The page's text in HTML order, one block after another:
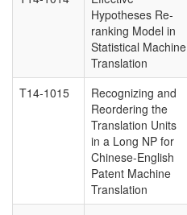
Hypotheses Re-
ranking Model in
Statistical Machine
Translation
T14-1015
Recognizing and
Reordering the
Translation Units
in a Long NP for
Chinese-English
Patent Machine
Translation